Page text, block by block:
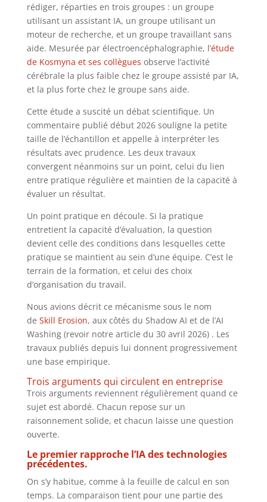
rédiger, réparties en trois groupes : un groupe
utilisant un assistant IA, un groupe utilisant un
moteur de recherche, et un groupe travaillant sans
aide. Mesurée par électroencéphalographie, l’étude
de Kosmyna et ses collègues observe l’activité
cérébrale la plus faible chez le groupe assisté par IA,
et la plus forte chez le groupe sans aide.
Cette étude a suscité un débat scientifique. Un
commentaire publié début 2026 souligne la petite
taille de l’échantillon et appelle à interpréter les
résultats avec prudence. Les deux travaux
convergent néanmoins sur un point, celui du lien
entre pratique régulière et maintien de la capacité à
évaluer un résultat.
Un point pratique en découle. Si la pratique
entretient la capacité d’évaluation, la question
devient celle des conditions dans lesquelles cette
pratique se maintient au sein d’une équipe. C’est le
terrain de la formation, et celui des choix
d’organisation du travail.
Nous avions décrit ce mécanisme sous le nom
de Skill Erosion, aux côtés du Shadow AI et de l’AI
Washing (revoir notre article du 30 avril 2026) . Les
travaux publiés depuis lui donnent progressivement
une base empirique.
Trois arguments qui circulent en entreprise
Trois arguments reviennent régulièrement quand ce
sujet est abordé. Chacun repose sur un
raisonnement solide, et chacun laisse une question
ouverte.
Le premier rapproche l’IA des technologies
précédentes.
On s’y habitue, comme à la feuille de calcul en son
temps. La comparaison tient pour une partie des